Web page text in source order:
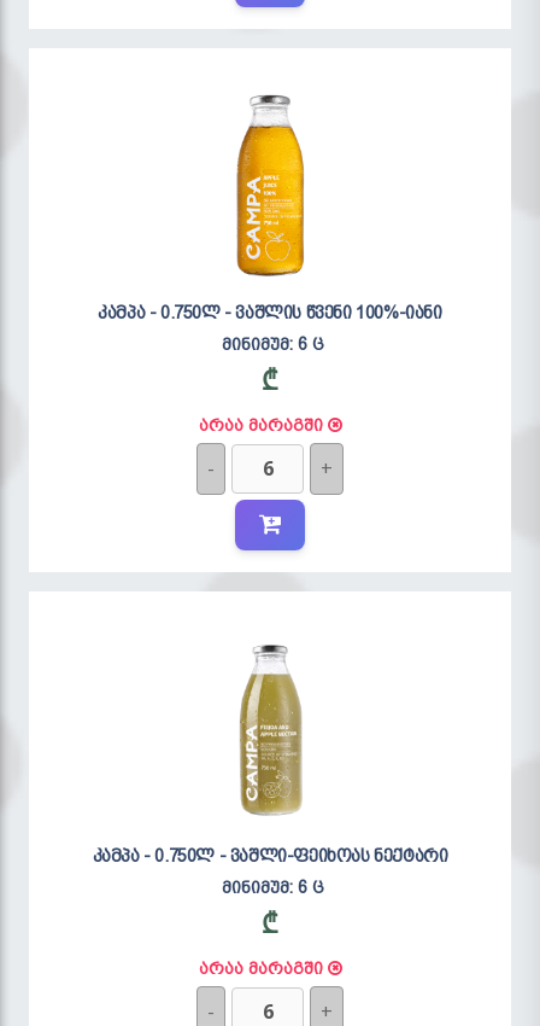
კამპა - 0.750ლ - ვაშლის წვენი 100%-იანი
მინიმუმ: 6 ც
₾
არაა მარაგში
- +
კამპა - 0.750ლ - ვაშლი-ფეიხოას ნექტარი
მინიმუმ: 6 ც
₾
არაა მარაგში
- +